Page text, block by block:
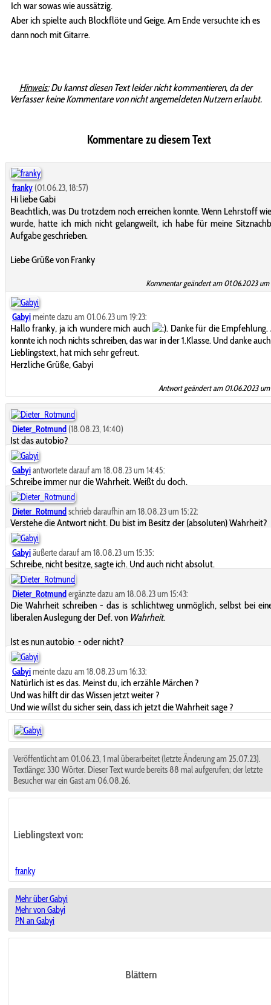
Ich war sowas wie aussätzig.
Aber ich spielte auch Blockflöte und Geige. Am Ende versuchte ich es
dann noch mit Gitarre.
Hinweis:Du kannst diesen Text leider nicht kommentieren, da der
Verfasser keine Kommentare von nicht angemeldeten Nutzern erlaubt.
Kommentare zu diesem Text
franky (01.06.23, 18:57)
Hi liebe Gabi
Beachtlich, was Du trotzdem noch erreichen konnte. Wenn Lehrstoff
wurde, hatte ich mich nicht gelangweilt, ich habe für meine
Aufgabe geschrieben.
Liebe Grüße von Franky
Kommentar geändert am 01.06.2023 um
Gabyimeinte dazu am 01.06.23 um 19:23:
Hallo franky, ja ich wundere mich auch
. Danke für die Empfehlung.
konnte ich noch nichts schreiben, das war in der 1.Klasse. Und danke
Lieblingstext, hat mich sehr gefreut.
Herzliche Grüße, Gabyi
Antwort geändert am 01.06.2023 um
Dieter_Rotmund (18.08.23, 14:40)
Ist das autobio?
Gabyiantwortete darauf am 18.08.23 um 14:45:
Schreibe immer nur die Wahrheit. Weißt du doch.
Dieter_Rotmund schrieb daraufhin am 18.08.23 um 15:22:
Verstehe die Antwort nicht. Du bist im Besitz der (absoluten) Wahrheit?
Gabyiäußerte darauf am 18.08.23 um 15:35:
Schreibe, nicht besitze, sagte ich. Und auch nicht absolut.
Dieter_Rotmund ergänzte dazu am 18.08.23 um 15:43:
Die Wahrheit schreiben - das is schlichtweg unmöglich, selbst bei
liberalen Auslegung der Def. von Wahrheit.
Ist es nun autobio - oder nicht?
Gabyimeinte dazu am 18.08.23 um 16:33:
Natürlich ist es das. Meinst du, ich erzähle Märchen ?
Und was hilft dir das Wissen jetzt weiter ?
Und wie willst du sicher sein, dass ich jetzt die Wahrheit sage ?
Veröffentlicht am 01.06.23, 1 mal überarbeitet (letzte Änderung am 25.07.23).
Textlänge: 330 Wörter. Dieser Text wurde bereits 88 mal aufgerufen; der letzte
Besucher war ein Gast am 06.08.26.
Lieblingstextvon:
franky
Mehr über Gabyi
Mehr von Gabyi
PN an Gabyi
Blättern